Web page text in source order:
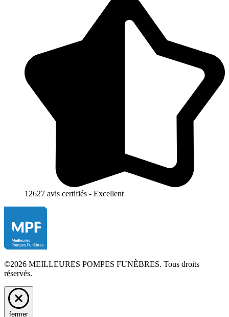
12627 avis certifiés - Excellent
©2026 MEILLEURES POMPES FUNÈBRES. Tous droits
réservés.
fermer